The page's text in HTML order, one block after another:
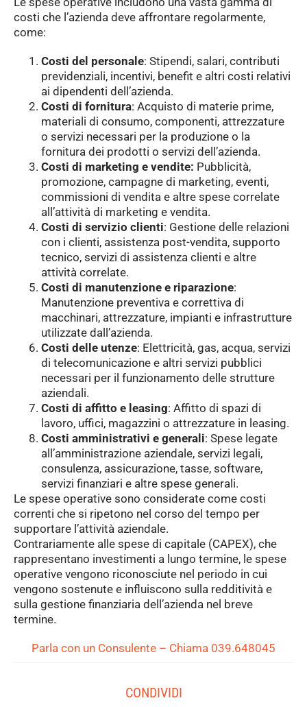
costi che l’azienda deve affrontare regolarmente,
come:
Costi del personale: Stipendi, salari, contributi
previdenziali, incentivi, benefit e altri costi relativi
ai dipendenti dell’azienda.
Costi di fornitura: Acquisto di materie prime,
materiali di consumo, componenti, attrezzature
o servizi necessari per la produzione o la
fornitura dei prodotti o servizi dell’azienda.
Costi di marketing e vendite: Pubblicità,
promozione, campagne di marketing, eventi,
commissioni di vendita e altre spese correlate
all’attività di marketing e vendita.
Costi di servizio clienti: Gestione delle relazioni
con i clienti, assistenza post-vendita, supporto
tecnico, servizi di assistenza clienti e altre
attività correlate.
Costi di manutenzione e riparazione:
Manutenzione preventiva e correttiva di
macchinari, attrezzature, impianti e infrastrutture
utilizzate dall’azienda.
Costi delle utenze: Elettricità, gas, acqua, servizi
di telecomunicazione e altri servizi pubblici
necessari per il funzionamento delle strutture
aziendali.
Costi di affitto e leasing: Affitto di spazi di
lavoro, uffici, magazzini o attrezzature in leasing.
Costi amministrativi e generali: Spese legate
all’amministrazione aziendale, servizi legali,
consulenza, assicurazione, tasse, software,
servizi finanziari e altre spese generali.
Le spese operative sono considerate come costi
correnti che si ripetono nel corso del tempo per
supportare l’attività aziendale.
Contrariamente alle spese di capitale (CAPEX), che
rappresentano investimenti a lungo termine, le spese
operative vengono riconosciute nel periodo in cui
vengono sostenute e influiscono sulla redditività e
sulla gestione finanziaria dell’azienda nel breve
termine.
Parla con un Consulente – Chiama 039.648045
CONDIVIDI